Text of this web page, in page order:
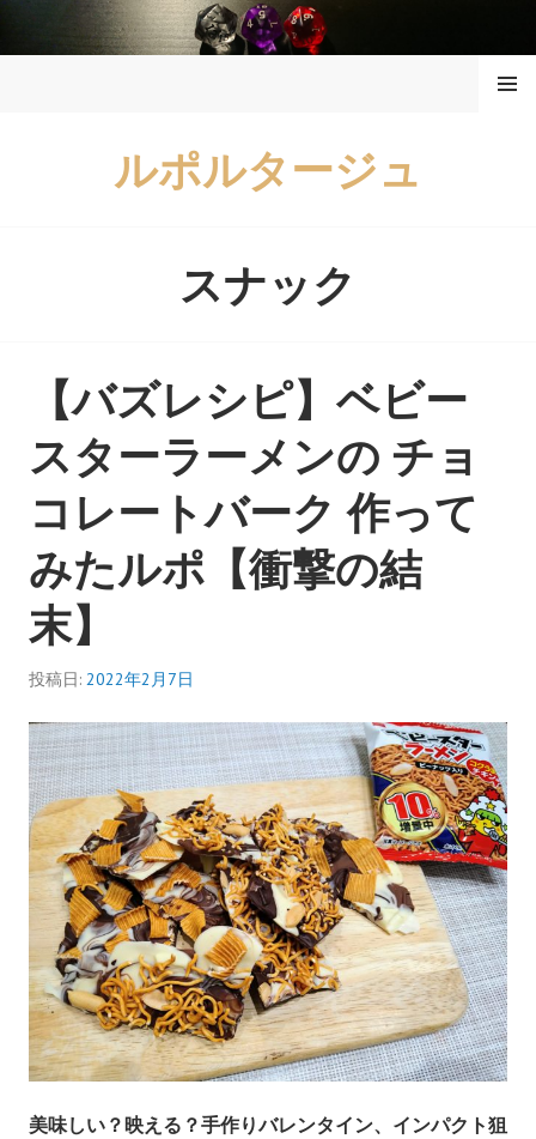
ルポルタージュ
ー
スナック
【バズレシピ】ベビー
スターラーメンの チョ
コレートバーク 作って
みたルポ【衝撃の結
末】
投稿日: 2022年2月7日
美味しい？映える？手作りバレンタイン、インパクト狙